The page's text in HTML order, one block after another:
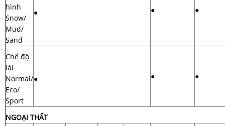
hình
Snow/
Mud/
Sand
● ● ●
Chế độ
lái
Normal/
Eco/
Sport
● ● ●
NGOẠI THẤT